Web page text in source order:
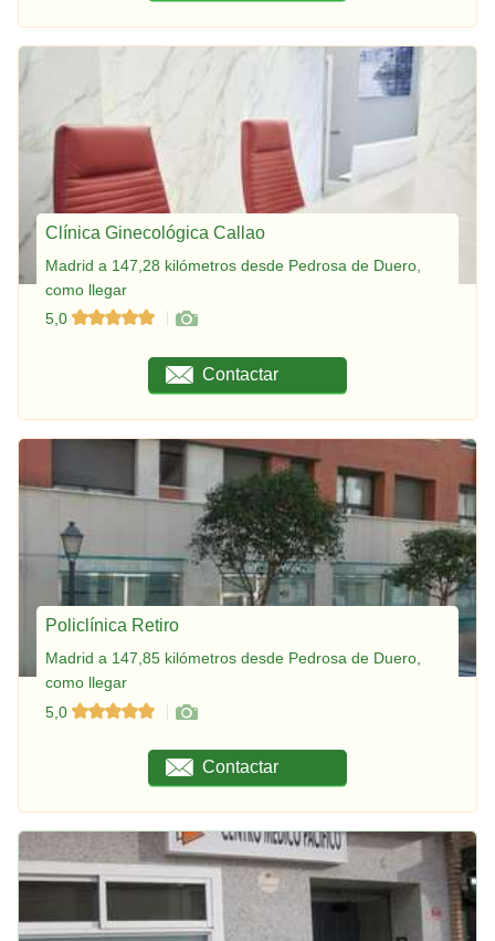
Clínica Ginecológica Callao
Madrid a 147,28 kilómetros desde Pedrosa de Duero,
como llegar
5,0
Contactar
Policlínica Retiro
Madrid a 147,85 kilómetros desde Pedrosa de Duero,
como llegar
5,0
Contactar